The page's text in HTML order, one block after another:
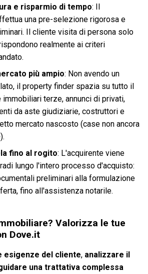
e risparmio di tempo: Il
una pre-selezione rigorosa e
Il cliente visita di persona solo
realmente ai criteri
più ampio: Non avendo un
il property finder spazia su tutto il
immobiliari terze, annunci di privati,
da aste giudiziarie, costruttori e
mercato nascosto (case non ancora
fino al rogito: L'acquirente viene
lungo l'intero processo d'acquisto:
preliminari alla formulazione
fino all'assistenza notarile.
Valorizza le tue
Dove.it
esigenze del cliente, analizzare il
una trattativa complessa